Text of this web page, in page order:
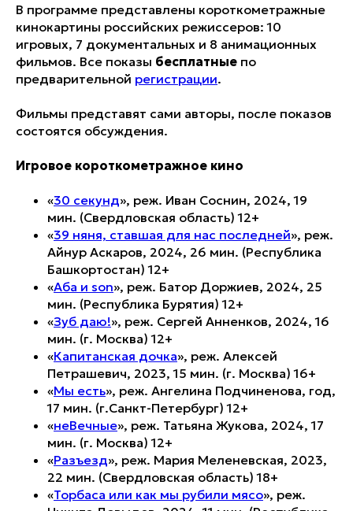
В программе представлены короткометражные
кинокартины российских режиссеров: 10
игровых, 7 документальных и 8 анимационных
фильмов. Все показы бесплатные по
предварительной регистрации.
Фильмы представят сами авторы, после показов
состоятся обсуждения.
Игровое короткометражное кино
«30 секунд», реж. Иван Соснин, 2024, 19
мин. (Свердловская область) 12+
«39 няня, ставшая для нас последней», реж.
Айнур Аскаров, 2024, 26 мин. (Республика
Башкортостан) 12+
«Аба и son», реж. Батор Доржиев, 2024, 25
мин. (Республика Бурятия) 12+
«Зуб даю!», реж. Сергей Анненков, 2024, 16
мин. (г. Москва) 12+
«Капитанская дочка», реж. Алексей
Петрашевич, 2023, 15 мин. (г. Москва) 16+
«Мы есть», реж. Ангелина Подчиненова, год,
17 мин. (г.Санкт-Петербург) 12+
«неВечные», реж. Татьяна Жукова, 2024, 17
мин. (г. Москва) 12+
«Разъезд», реж. Мария Меленевская, 2023,
22 мин. (Свердловская область) 18+
«Торбаса или как мы рубили мясо», реж.